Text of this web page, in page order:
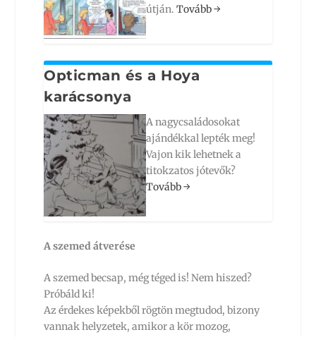
útján.Tovább→
Opticman és a Hoya
karácsonya
A nagycsaládosokat
ajándékkal lepték meg!
Vajon kik lehetnek a
titokzatos jótevők?
Tovább→
A szemed átverése
A szemed becsap, még téged is! Nem hiszed?
Próbáld ki!
Az érdekes képekből rögtön megtudod, bizony
vannak helyzetek, amikor a kör mozog,